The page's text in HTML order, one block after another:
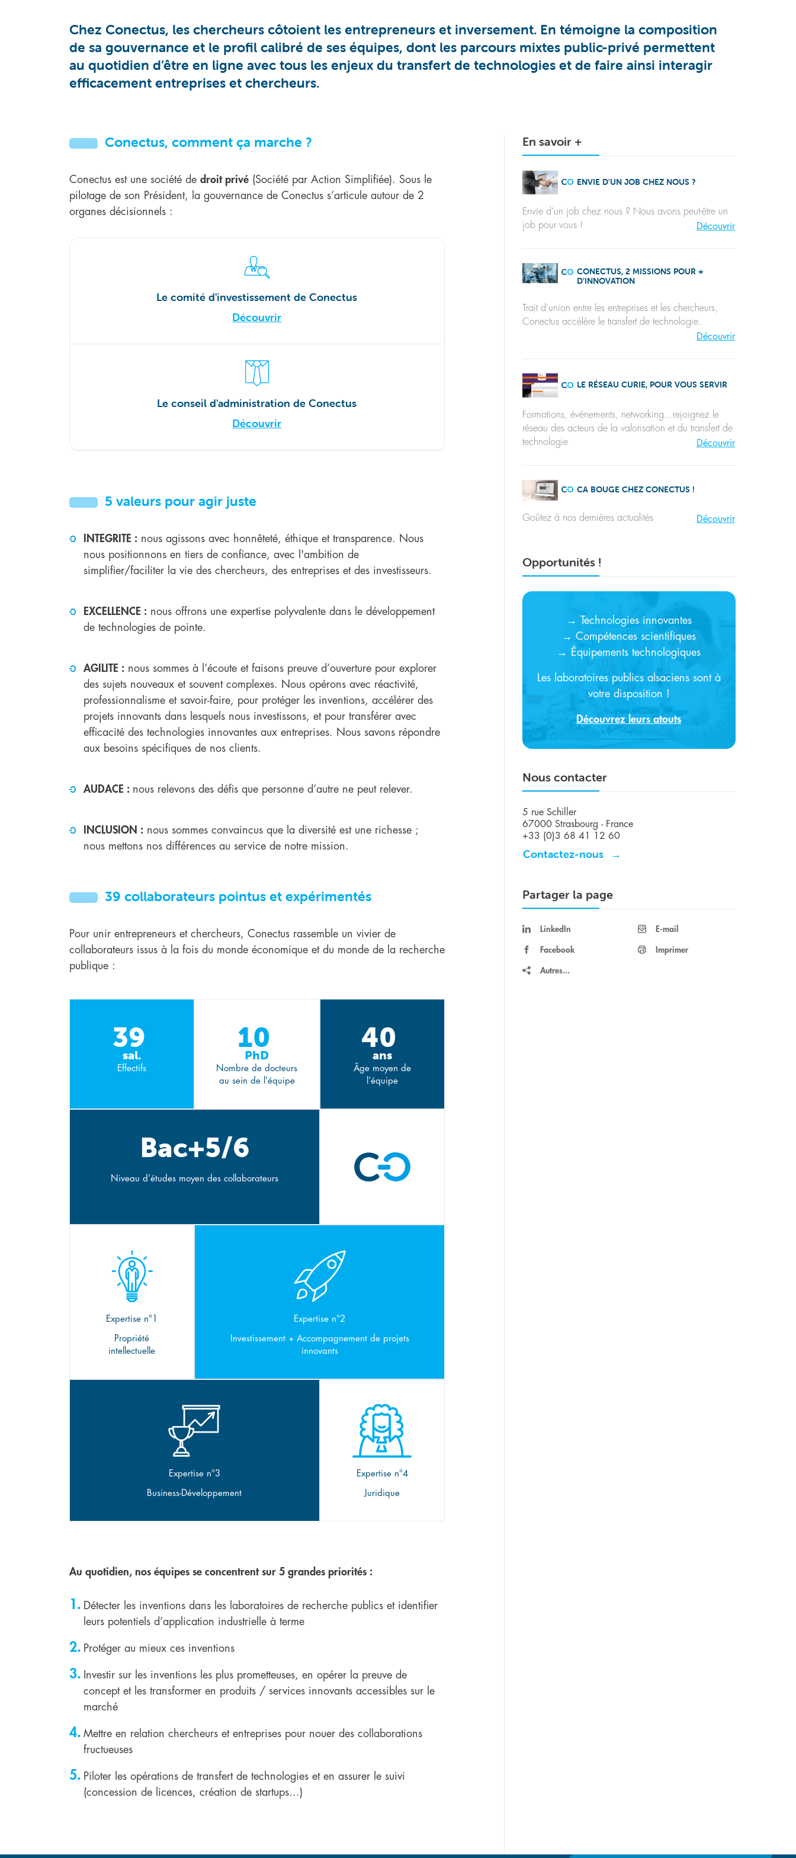
Chez Conectus, les chercheurs côtoient les entrepreneurs et inversement. En témoigne la composition
de sa gouvernance et le profil calibré de ses équipes, dont les parcours mixtes public-privé permettent
au quotidien d’être en ligne avec tous les enjeux du transfert de technologies et de faire ainsi interagir
efficacement entreprises et chercheurs.
Conectus, comment ça marche ?
Conectus est une société de droit privé (Société par Action Simplifiée). Sous le
pilotage de son Président, la gouvernance de Conectus s’articule autour de 2
organes décisionnels :
Le comité d'investissement de Conectus
Découvrir
Le conseil d'administration de Conectus
Découvrir
5 valeurs pour agir juste
INTEGRITE : nous agissons avec honnêteté, éthique et transparence. Nous
nous positionnons en tiers de confiance, avec l'ambition de
simplifier/faciliter la vie des chercheurs, des entreprises et des investisseurs.
EXCELLENCE : nous offrons une expertise polyvalente dans le développement
de technologies de pointe.
AGILITE : nous sommes à l’écoute et faisons preuve d’ouverture pour explorer
des sujets nouveaux et souvent complexes. Nous opérons avec réactivité,
professionnalisme et savoir-faire, pour protéger les inventions, accélérer des
projets innovants dans lesquels nous investissons, et pour transférer avec
efficacité des technologies innovantes aux entreprises. Nous savons répondre
aux besoins spécifiques de nos clients.
AUDACE : nous relevons des défis que personne d’autre ne peut relever.
INCLUSION : nous sommes convaincus que la diversité est une richesse ;
nous mettons nos différences au service de notre mission.
39 collaborateurs pointus et expérimentés
Pour unir entrepreneurs et chercheurs, Conectus rassemble un vivier de
collaborateurs issus à la fois du monde économique et du monde de la recherche
publique :
39
sal.
Effectifs
10
PhD
Nombre de docteurs
au sein de l’équipe
40
ans
Âge moyen de
l’équipe
Bac+5/6
Niveau d’études moyen des collaborateurs
Expertise n°1
Propriété
intellectuelle
Expertise n°2
Investissement + Accompagnement de projets
innovants
Expertise n°3
Business-Développement
Expertise n°4
Juridique
Au quotidien, nos équipes se concentrent sur 5 grandes priorités :
Détecter les inventions dans les laboratoires de recherche publics et identifier
leurs potentiels d’application industrielle à terme
Protéger au mieux ces inventions
Investir sur les inventions les plus prometteuses, en opérer la preuve de
concept et les transformer en produits / services innovants accessibles sur le
marché
Mettre en relation chercheurs et entreprises pour nouer des collaborations
fructueuses
Piloter les opérations de transfert de technologies et en assurer le suivi
(concession de licences, création de startups...)
En savoir +
ENVIE D’UN JOB CHEZ NOUS ?
Envie d’un job chez nous ? Nous avons peut-être un
job pour vous !
Découvrir
CONECTUS, 2 MISSIONS POUR +
D’INNOVATION
Trait d’union entre les entreprises et les chercheurs,
Conectus accélère le transfert de technologie.
Découvrir
LE RÉSEAU CURIE, POUR VOUS SERVIR
Formations, événements, networking...rejoignez le
réseau des acteurs de la valorisation et du transfert de
technologie
Découvrir
CA BOUGE CHEZ CONECTUS !
Goûtez à nos dernières actualités Découvrir
Opportunités !
→ Technologies innovantes
→ Compétences scientifiques
→ Équipements technologiques
Les laboratoires publics alsaciens sont à
votre disposition !
Découvrez leurs atouts
Nous contacter
5 rue Schiller
67000 Strasbourg - France
+33 (0)3 68 41 12 60
Contactez-nous
Partager la page
LinkedIn E-mail
Facebook Imprimer
Autres...